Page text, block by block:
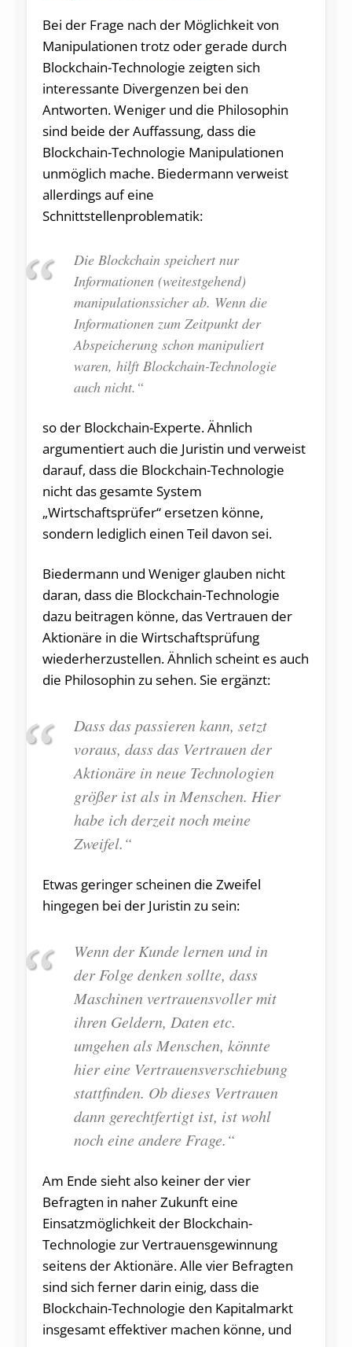
Bei der Frage nach der Möglichkeit von
Manipulationen trotz oder gerade durch
Blockchain-Technologie zeigten sich
interessante Divergenzen bei den
Antworten. Weniger und die Philosophin
sind beide der Auffassung, dass die
Blockchain-Technologie Manipulationen
unmöglich mache. Biedermann verweist
allerdings auf eine
Schnittstellenproblematik:
Die Blockchain speichert nur
Informationen (weitestgehend)
manipulationssicher ab. Wenn die
Informationen zum Zeitpunkt der
Abspeicherung schon manipuliert
waren, hilft Blockchain-Technologie
auch nicht.“
so der Blockchain-Experte. Ähnlich
argumentiert auch die Juristin und verweist
darauf, dass die Blockchain-Technologie
nicht das gesamte System
„Wirtschaftsprüfer“ ersetzen könne,
sondern lediglich einen Teil davon sei.
Biedermann und Weniger glauben nicht
daran, dass die Blockchain-Technologie
dazu beitragen könne, das Vertrauen der
Aktionäre in die Wirtschaftsprüfung
wiederherzustellen. Ähnlich scheint es auch
die Philosophin zu sehen. Sie ergänzt:
Dass das passieren kann, setzt
voraus, dass das Vertrauen der
Aktionäre in neue Technologien
größer ist als in Menschen. Hier
habe ich derzeit noch meine
Zweifel.“
Etwas geringer scheinen die Zweifel
hingegen bei der Juristin zu sein:
Wenn der Kunde lernen und in
der Folge denken sollte, dass
Maschinen vertrauensvoller mit
ihren Geldern, Daten etc.
umgehen als Menschen, könnte
hier eine Vertrauensverschiebung
stattfinden. Ob dieses Vertrauen
dann gerechtfertigt ist, ist wohl
noch eine andere Frage.“
Am Ende sieht also keiner der vier
Befragten in naher Zukunft eine
Einsatzmöglichkeit der Blockchain-
Technologie zur Vertrauensgewinnung
seitens der Aktionäre. Alle vier Befragten
sind sich ferner darin einig, dass die
Blockchain-Technologie den Kapitalmarkt
insgesamt effektiver machen könne, und